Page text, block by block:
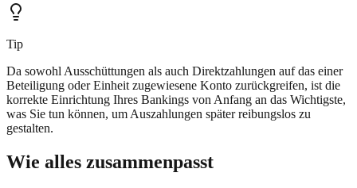
Tip
Da sowohl Ausschüttungen als auch Direktzahlungen auf das einer
Beteiligung oder Einheit zugewiesene Konto zurückgreifen, ist die
korrekte Einrichtung Ihres Bankings von Anfang an das Wichtigste,
was Sie tun können, um Auszahlungen später reibungslos zu
gestalten.
Wie alles zusammenpasst